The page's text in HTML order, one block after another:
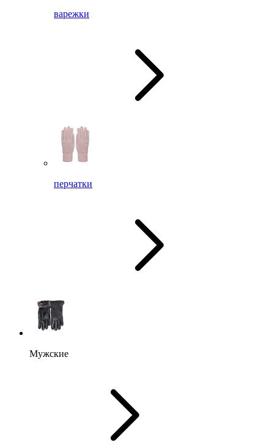
варежки
перчатки
Мужские